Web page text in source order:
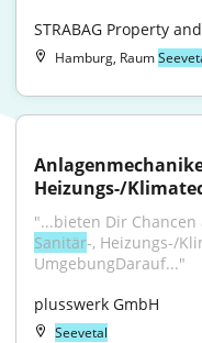
STRABAG Property
Hamburg, Raum
Heizungs-/
Sanitär-, Heizungs-/
UmgebungDarauf..."
plusswerk GmbH
Seevetal